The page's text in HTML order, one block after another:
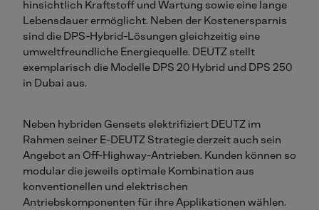
hinsichtlich Kraftstoff und Wartung sowie eine lange
Lebensdauer ermöglicht. Neben der Kostenersparnis
sind die DPS-Hybrid-Lösungen gleichzeitig eine
umweltfreundliche Energiequelle. DEUTZ stellt
exemplarisch die Modelle DPS 20 Hybrid und DPS 250
in Dubai aus.
Neben hybriden Gensets elektrifiziert DEUTZ im
Rahmen seiner E-DEUTZ Strategie derzeit auch sein
Angebot an Off-Highway-Antrieben. Kunden können so
modular die jeweils optimale Kombination aus
konventionellen und elektrischen
Antriebskomponenten für ihre Applikationen wählen.